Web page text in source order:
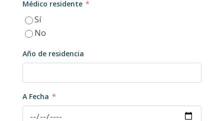
Médico residente *
Sí
No
Año de residencia
A Fecha *